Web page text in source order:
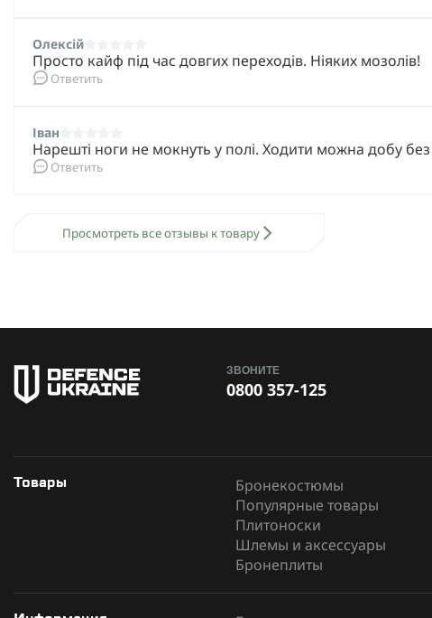
Олексій
Просто кайф під час довгих переходів. Ніяких мозолів!
Ответить
Іван
Нарешті ноги не мокнуть у полі. Ходити можна добу
Ответить
Просмотреть все отзывы к товару
ЗВОНИТЕ
0800 357-125
Товары
Бронекостюмы
Популярные товары
Плитоноски
Шлемы и аксессуары
Бронеплиты